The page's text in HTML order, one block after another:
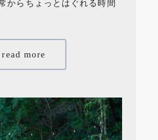
からちょっとはぐれる時間
read more